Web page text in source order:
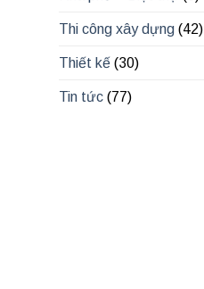
Thi công xây dựng (42)
Thiết kế (30)
Tin tức (77)